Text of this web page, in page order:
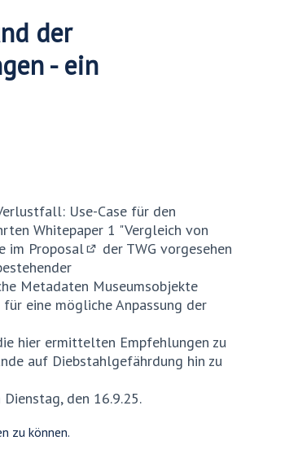
der
- ein
Use-Case für den
Whitepaper 1 "Vergleich von
im Proposal
der TWG vorgesehen
Metadaten Museumsobjekte
eine mögliche Anpassung der
hier ermittelten Empfehlungen zu
auf Diebstahlgefährdung hin zu
den 16.9.25.
zu können.